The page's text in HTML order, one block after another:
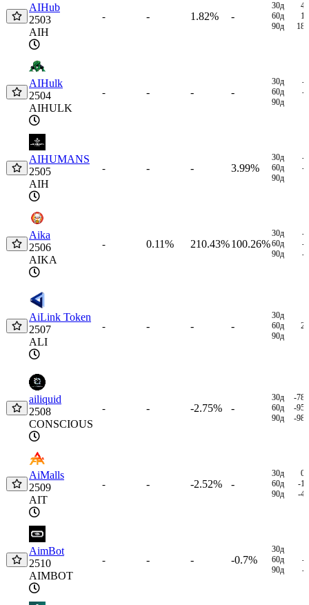
AIHub
2503
AIH
- - 1.82% -
30д
60д
90д
AIHulk
2504
AIHULK
- - - -
30д
-
60д
-
90д
AIHUMANS
2505
AIH
- - - 3.99%
30д
-
60д
-
90д
Aika
2506
AIKA
- 0.11% 210.43%100.26%
30д
-
60д
-
90д
-
AiLink Token
2507
ALI
- - - -
30д
60д
90д
ailiquid
2508
CONSCIOUS
- - -2.75% -
30д
-
60д
-
90д
-
AiMalls
2509
AIT
- - -2.52% -
30д
60д
-
90д
-
AimBot
2510
AIMBOT
- - - -0.7%
30д
60д
-
90д
-